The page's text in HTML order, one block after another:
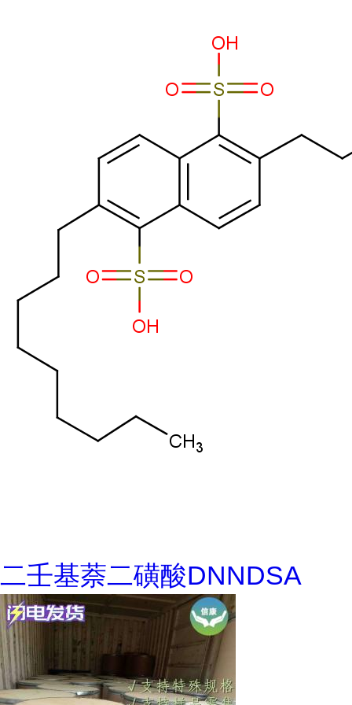
二壬基萘二磺酸DNNDSA